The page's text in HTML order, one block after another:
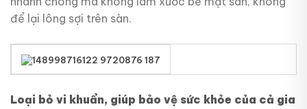
để lại lông sợi trên sàn.
Loại bỏ vi khuẩn, giúp bảo vệ sức khỏe của cả gia